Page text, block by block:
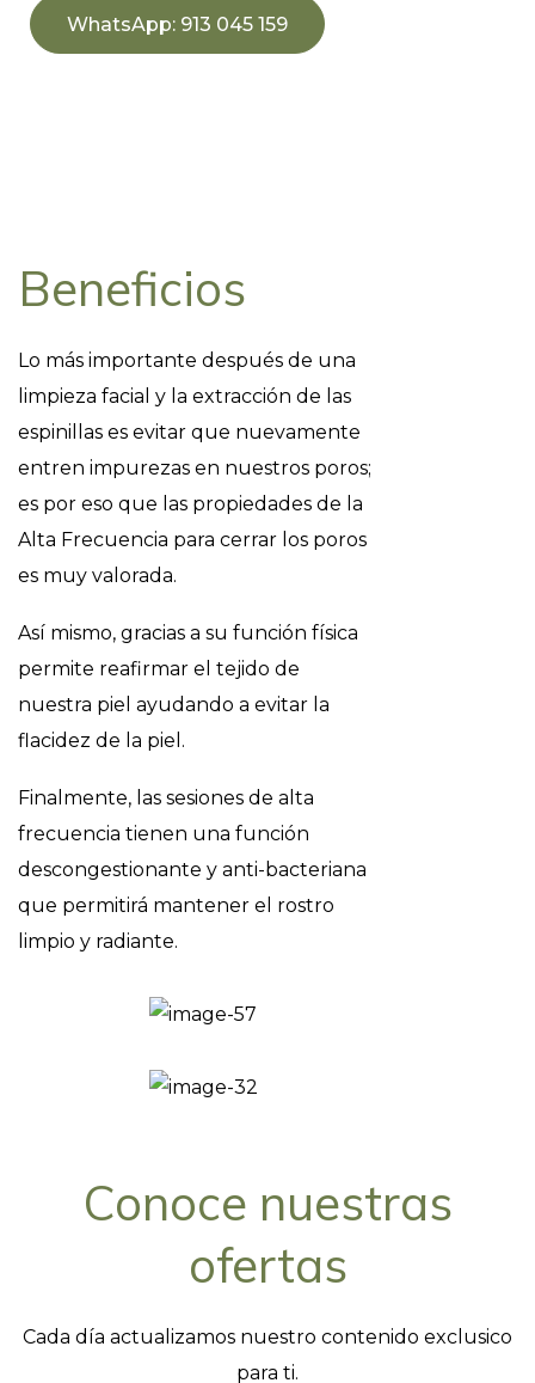
WhatsApp: 913 045 159
Beneficios
Lo más importante después de una
limpieza facial y la extracción de las
espinillas es evitar que nuevamente
entren impurezas en nuestros poros;
es por eso que las propiedades de la
Alta Frecuencia para cerrar los poros
es muy valorada.
Así mismo, gracias a su función física
permite reafirmar el tejido de
nuestra piel ayudando a evitar la
flacidez de la piel.
Finalmente, las sesiones de alta
frecuencia tienen una función
descongestionante y anti-bacteriana
que permitirá mantener el rostro
limpio y radiante.
Conoce nuestras
ofertas
Cada día actualizamos nuestro contenido exclusico
para ti.